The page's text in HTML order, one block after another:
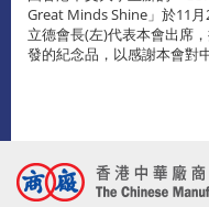
Great Minds Shine」於11
立德會長(左)代表本會出席
發的紀念品，以感謝本會對